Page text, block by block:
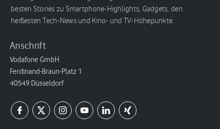
besten Stories zu Smartphone-Highlights, Gadgets, den
heißesten Tech-News und Kino- und TV-Höhepunkte.
Anschrift
Vodafone GmbH
Ferdinand-Braun-Platz 1
40549 Düsseldorf